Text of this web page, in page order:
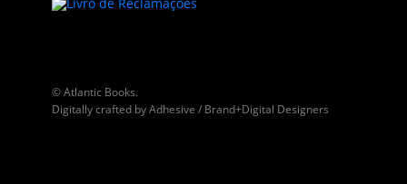
© Atlantic Books.
Digitally crafted byAdhesive / Brand+Digital Designers